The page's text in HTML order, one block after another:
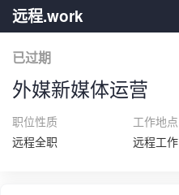
远程.work
已过期
外媒新媒体运营
职位性质
远程全职
工作地点
远程工作